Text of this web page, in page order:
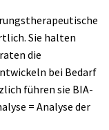
Sie halten
die
bei Bedarf
führen sie BIA-
= Analyse der